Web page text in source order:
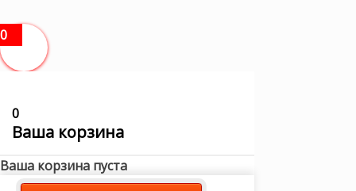
0
0
Ваша корзина
Ваша корзина пуста